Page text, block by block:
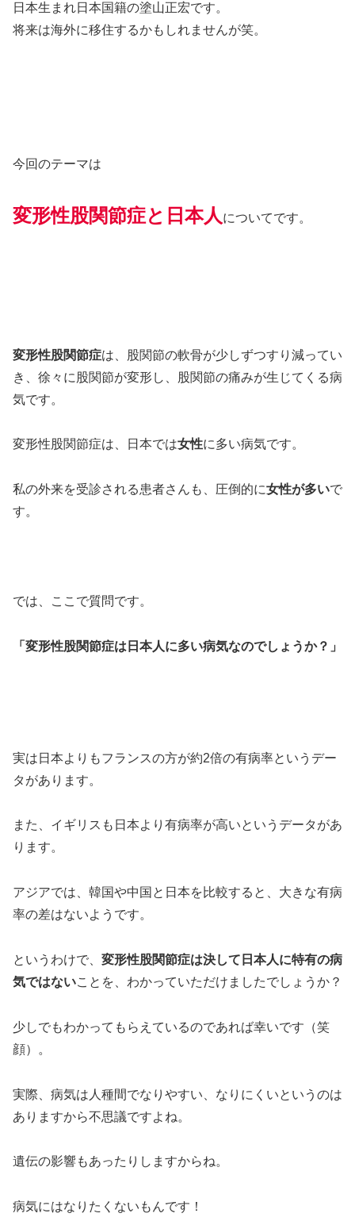
日本生まれ日本国籍の塗山正宏です。
将来は海外に移住するかもしれませんが笑。
今回のテーマは
変形性股関節症と日本人 についてです。
変形性股関節症は、股関節の軟骨が少しずつすり減ってい
き、徐々に股関節が変形し、股関節の痛みが生じてくる病
気です。
変形性股関節症は、日本では女性に多い病気です。
私の外来を受診される患者さんも、圧倒的に女性が多いで
す。
では、ここで質問です。
「変形性股関節症は日本人に多い病気なのでしょうか？」
実は日本よりもフランスの方が約2倍の有病率というデー
タがあります。
また、イギリスも日本より有病率が高いというデータがあ
ります。
アジアでは、韓国や中国と日本を比較すると、大きな有病
率の差はないようです。
というわけで、 変形性股関節症は決して日本人に特有の病
気ではないことを、わかっていただけましたでしょうか？
少しでもわかってもらえているのであれば幸いです（笑
顔）。
実際、病気は人種間でなりやすい、なりにくいというのは
ありますから不思議ですよね。
遺伝の影響もあったりしますからね。
病気にはなりたくないもんです！